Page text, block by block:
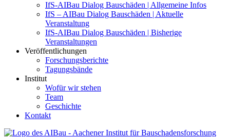
IfS-AIBau Dialog Bauschäden | Allgemeine Infos
IfS – AIBau Dialog Bauschäden | Aktuelle
Veranstaltung
IfS-AIBau Dialog Bauschäden | Bisherige
Veranstaltungen
Veröffentlichungen
Forschungsberichte
Tagungsbände
Institut
Wofür wir stehen
Team
Geschichte
Kontakt